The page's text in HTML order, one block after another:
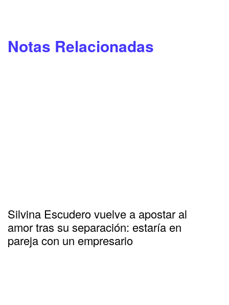
Notas Relacionadas
Silvina Escudero vuelve a apostar al
amor tras su separación: estaría en
pareja con un empresario